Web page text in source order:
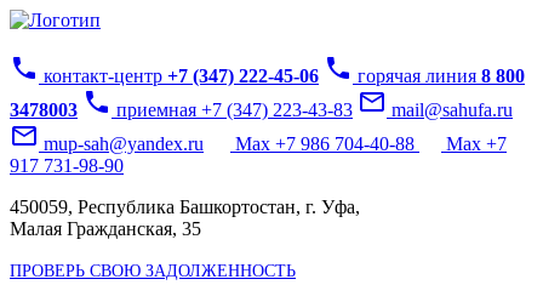
phone контакт-центр +7 (347) 222-45-06 phone горячая линия 8 800
3478003 phone приемная +7 (347) 223-43-83 mail_outline mail@sahufa.ru
mail_outline mup-sah@yandex.ru Max +7 986 704-40-88
Max +7
917 731-98-90
450059, Республика Башкортостан, г. Уфа,
Малая Гражданская, 35
ПРОВЕРЬ СВОЮ ЗАДОЛЖЕННОСТЬ